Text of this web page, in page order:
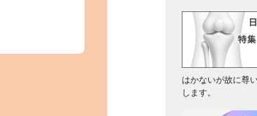
はかないが故に尊
します。